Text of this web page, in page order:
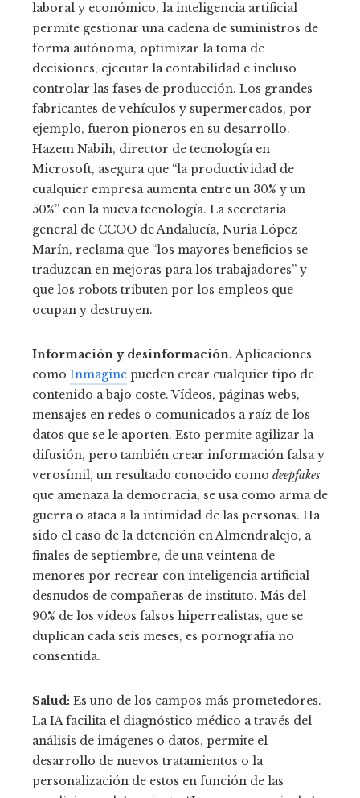
laboral y económico, la inteligencia artificial
permite gestionar una cadena de suministros de
forma autónoma, optimizar la toma de
decisiones, ejecutar la contabilidad e incluso
controlar las fases de producción. Los grandes
fabricantes de vehículos y supermercados, por
ejemplo, fueron pioneros en su desarrollo.
Hazem Nabih, director de tecnología en
Microsoft, asegura que “la productividad de
cualquier empresa aumenta entre un 30% y un
50%” con la nueva tecnología. La secretaria
general de CCOO de Andalucía, Nuria López
Marín, reclama que “los mayores beneficios se
traduzcan en mejoras para los trabajadores” y
que los robots tributen por los empleos que
ocupan y destruyen.
Información y desinformación.Aplicaciones
como Inmagine pueden crear cualquier tipo de
contenido a bajo coste. Vídeos, páginas webs,
mensajes en redes o comunicados a raíz de los
datos que se le aporten. Esto permite agilizar la
difusión, pero también crear información falsa y
verosímil, un resultado conocido como deepfakes
que amenaza la democracia, se usa como arma de
guerra o ataca a la intimidad de las personas. Ha
sido el caso de la detención en Almendralejo, a
finales de septiembre, de una veintena de
menores por recrear con inteligencia artificial
desnudos de compañeras de instituto. Más del
90% de los vídeos falsos hiperrealistas, que se
duplican cada seis meses, es pornografía no
consentida.
Salud: Es uno de los campos más prometedores.
La IA facilita el diagnóstico médico a través del
análisis de imágenes o datos, permite el
desarrollo de nuevos tratamientos o la
personalización de estos en función de las